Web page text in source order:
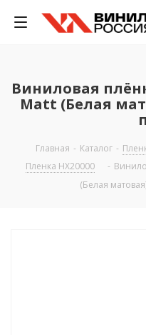
Виниловая
Matt (Белая
Главная - Каталог -
Пленка HX20000
-
(Белая